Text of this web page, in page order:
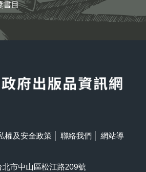
書目
權及安全政策 聯絡我們
網站導
市中山區松江路209號